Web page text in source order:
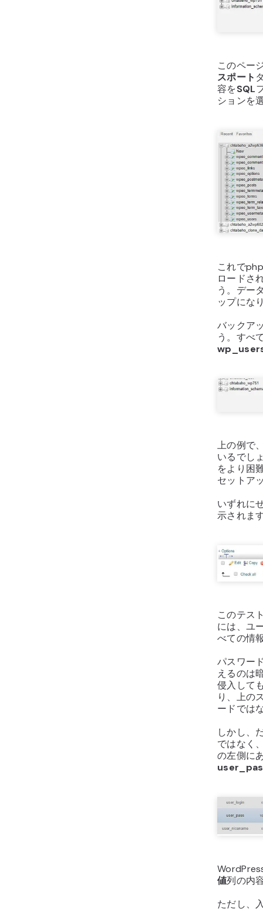
このペー
スポート
容をSQL
ションを
これで
ロードさ
う。デー
ップにな
バックア
う。すべ
上の例で
いるでし
をより困
セットア
いずれに
示されま
このテス
には、ユ
べての情
パスワー
えるのは
侵入して
り、上の
ードでは
しかし、
ではなく
の左側に
値列の内
ただし、